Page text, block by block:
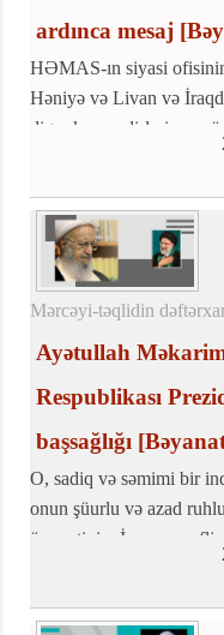
ardınca mesaj
HƏMAS-ın siyasi
Həniyə və Livan və
digər komandirləri və
öldürülməsi və şəhadət
Mərcəyi-təqlidin
Ayətullah
Respublikası
başsağlığı
O, sadiq və səmimi bir
onun şüurlu və azad
ümmətinin, İranın şərəfli
insanlarının şərəf və